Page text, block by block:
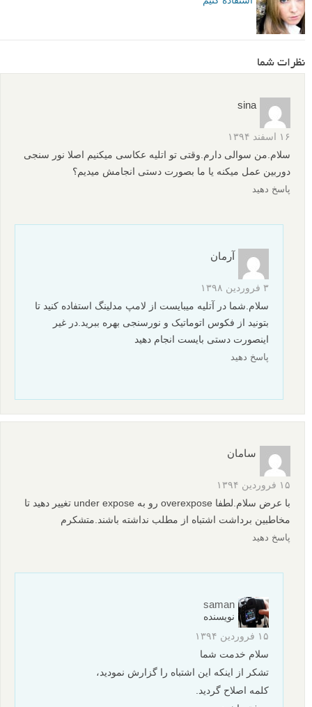
نظرات شما
sina
۱۶ اسفند ۱۳۹۴
سلام.من سوالی دارم.وقتی تو اتلیه عکاسی میکنیم اصلا نور سنجی
دوربین عمل میکنه یا ما بصورت دستی انجامش میدیم؟
پاسخ دهید
آرمان
۳ فروردین ۱۳۹۸
سلام.شما در آتلیه میبایست از لامپ مدلینگ استفاده کنید تا
بتونید از فکوس اتوماتیک و نورسنجی بهره ببرید.در غیر
اینصورت دستی بایست انجام دهید
پاسخ دهید
سامان
۱۵ فروردین ۱۳۹۴
با عرض سلام.لطفا overexpose رو به under expose تغییر دهید تا
مخاطبین برداشت اشتباه از مطلب نداشته باشند.متشکرم
پاسخ دهید
saman
نویسنده
۱۵ فروردین ۱۳۹۴
سلام خدمت شما
تشکر از اینکه این اشتباه را گزارش نمودید،
کلمه اصلاح گردید.